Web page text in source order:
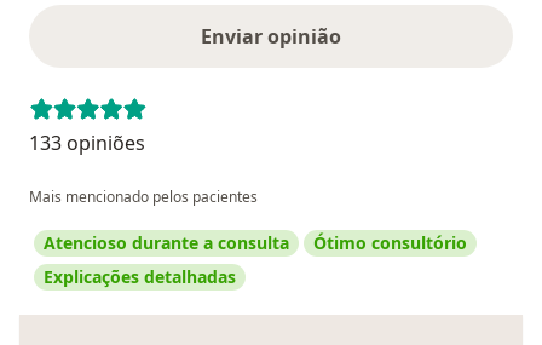
Enviar opinião
133 opiniões
Mais mencionado pelos pacientes
Atencioso durante a consulta
Ótimo consultório
Explicações detalhadas